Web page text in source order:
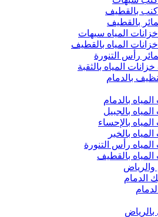
بالقطيف
بالقطيف
المياه سيهات
المياه بالقطيف
رأس التنورة
المياه بالثقبة
بالدمام
بالدمام
بالجبيل
بالإحساء
بالخبر
رأس التنورة
بالقطيف
والرياض
الدمام
بالرياض